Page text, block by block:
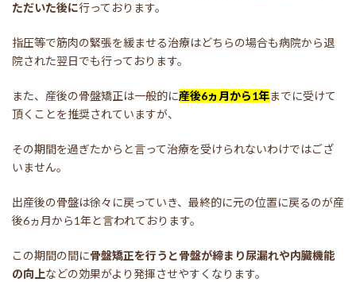
ただいた後に行っております。
指圧等で筋肉の緊張を緩ませる治療はどちらの場合も病院から退
院された翌日でも行っております。
また、産後の骨盤矯正は一般的に産後6ヵ月から1年までに受けて
頂くことを推奨されていますが、
その期間を過ぎたからと言って治療を受けられないわけではござ
いません。
出産後の骨盤は徐々に戻っていき、最終的に元の位置に戻るのが産
後6ヵ月から1年と言われております。
この期間の間に骨盤矯正を行うと骨盤が締まり尿漏れや内臓機能
の向上などの効果がより発揮させやすくなります。